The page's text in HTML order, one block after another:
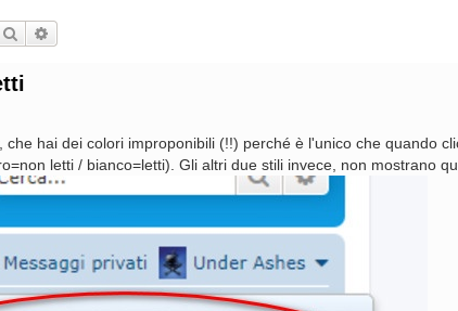
Cerca
hai dei colori improponibili (!!) perché è l'unico che quando
letti / bianco=letti). Gli altri due stili invece, non mostrano